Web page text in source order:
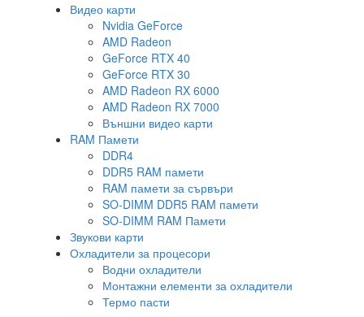
Видео карти
Nvidia GeForce
AMD Radeon
GeForce RTX 40
GeForce RTX 30
AMD Radeon RX 6000
AMD Radeon RX 7000
Външни видео карти
RAM Памети
DDR4
DDR5 RAM памети
RAM памети за сървъри
SO-DIMM DDR5 RAM памети
SO-DIMM RAM Памети
Звукови карти
Охладители за процесори
Водни охладители
Монтажни елементи за охладители
Термо пасти